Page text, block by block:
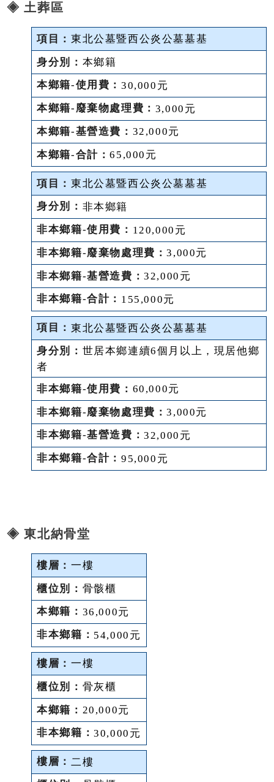
◈ 土葬區
東北公墓暨西公炎公墓墓基
本鄉籍
30,000元
3,000元
32,000元
65,000元
東北公墓暨西公炎公墓墓基
非本鄉籍
120,000元
3,000元
32,000元
155,000元
東北公墓暨西公炎公墓墓基
世居本鄉連續6個月以上，現居他鄉
者
60,000元
3,000元
32,000元
95,000元
◈ 東北納骨堂
一樓
骨骸櫃
36,000元
54,000元
一樓
骨灰櫃
20,000元
30,000元
二樓